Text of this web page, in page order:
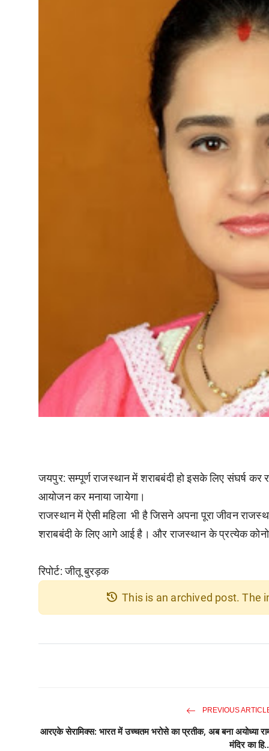
जयपुर:सम्पूर्ण राजस्थान में शराबबंदी हो इसके लिए संघर्ष कर
आयोजन कर मनाया जायेगा।
राजस्थान में ऐसी महिला भी है जिसने अपना पूरा जीवन
शराबबंदी के लिए आगे आई है। और राजस्थान के प्रत्येक
रिपोर्ट:जीतू बुरड़क
history This is an archived post. The
PREVIOUS
आरएके सेरामिक्स: भारत में उच्चतम भरोसे का प्रतीक, अब बना अयोध्या
मंदिर का